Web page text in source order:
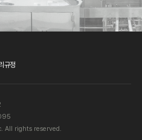
규정
rights reserved.